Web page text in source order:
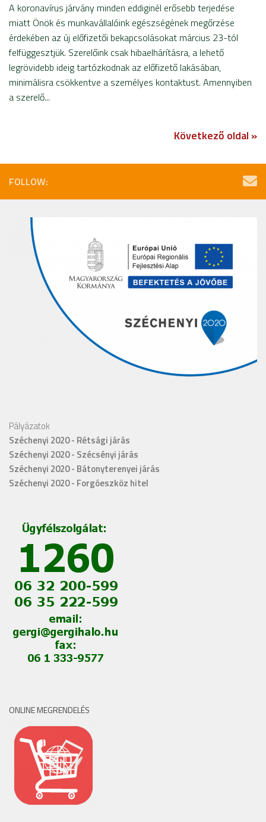
A koronavírus járvány minden eddiginél erősebb terjedése
miatt Önök és munkavállalóink egészségének megőrzése
érdekében az új előfizetői bekapcsolásokat március 23-tól
felfüggesztjük. Szerelőink csak hibaelhárításra, a lehető
legrövidebb ideig tartózkodnak az előfizető lakásában,
minimálisra csökkentve a személyes kontaktust. Amennyiben
a szerelő...
Következő oldal »
FOLLOW:
Pályázatok
Széchenyi 2020 - Rétsági járás
Széchenyi 2020 - Szécsényi járás
Széchenyi 2020 - Bátonyterenyei járás
Széchenyi 2020 - Forgóeszköz hitel
ONLINE MEGRENDELÉS